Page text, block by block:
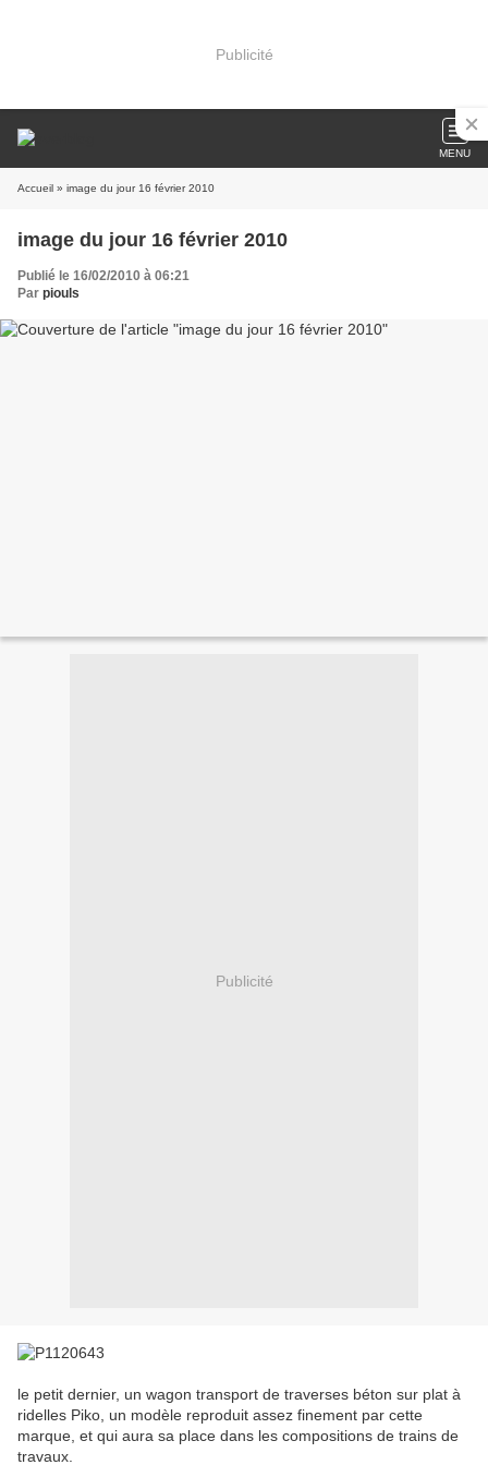
Publicité
MENU
Accueil » image du jour 16 février 2010
image du jour 16 février 2010
Publié le 16/02/2010 à 06:21
Par piouls
Publicité
le petit dernier, un wagon transport de traverses béton sur plat à
ridelles Piko, un modèle reproduit assez finement par cette
marque, et qui aura sa place dans les compositions de trains de
travaux.